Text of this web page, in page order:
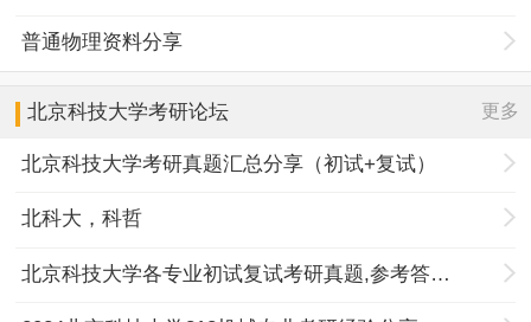
普通物理资料分享
北京科技大学考研论坛 更多
北京科技大学考研真题汇总分享（初试+复试）
北科大，科哲
北京科技大学各专业初试复试考研真题,参考答案,重点范围